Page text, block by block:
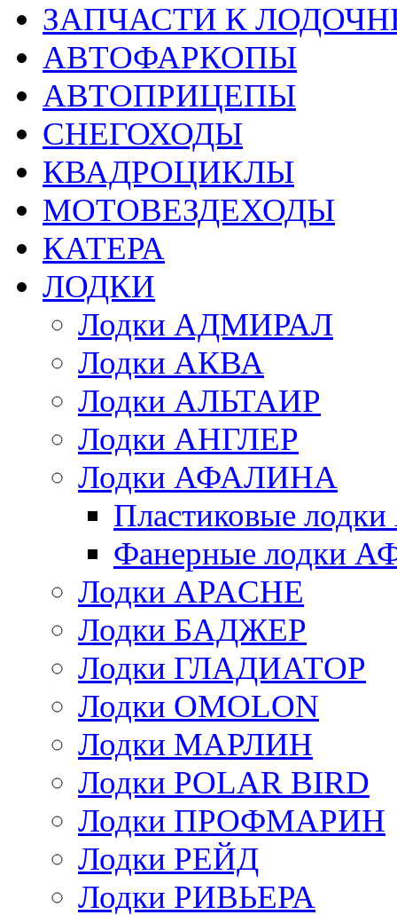
ЗАПЧАСТИ К
АВТОФАРКОПЫ
АВТОПРИЦЕПЫ
СНЕГОХОДЫ
КВАДРОЦИКЛЫ
МОТОВЕЗДЕХОДЫ
КАТЕРА
ЛОДКИ
Лодки АДМИРАЛ
Лодки АКВА
Лодки АЛЬТАИР
Лодки АНГЛЕР
Лодки АФАЛИНА
Пластиковые
Фанерные лодки
Лодки APACHE
Лодки БАДЖЕР
Лодки ГЛАДИАТОР
Лодки OMOLON
Лодки МАРЛИН
Лодки POLAR BIRD
Лодки ПРОФМАРИН
Лодки РЕЙД
Лодки РИВЬЕРА